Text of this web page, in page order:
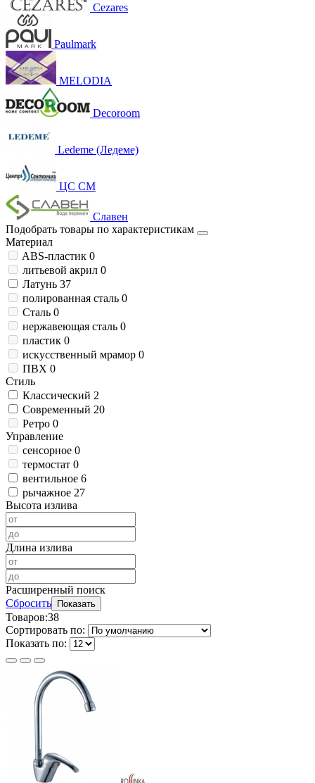
Cezares
Paulmark
MELODIA
Decoroom
Ledeme (Ледеме)
ЦС СМ
Славен
Подобрать товары по характеристикам
Материал
ABS-пластик 0
литьевой акрил 0
Латунь 37
полированная сталь 0
Сталь 0
нержавеющая сталь 0
пластик 0
искусственный мрамор 0
ПВХ 0
Стиль
Классический 2
Современный 20
Ретро 0
Управление
сенсорное 0
термостат 0
вентильное 6
рычажное 27
Высота излива
Длина излива
Расширенный поиск
Сбросить
Показать
Товаров:38
Сортировать по:
Показать по: